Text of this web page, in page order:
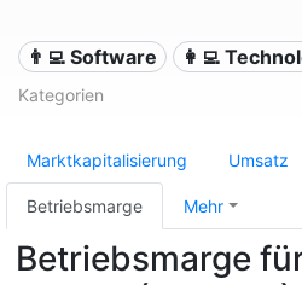
👨‍💻 Software 👩‍💻
Kategorien
Marktkapitalisierung Umsatz
Betriebsmarge Mehr
Betriebsmarge